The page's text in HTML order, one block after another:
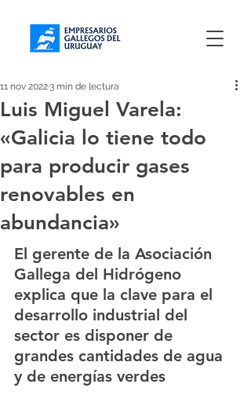
Luis Miguel Varela:
«Galicia lo tiene todo
para producir gases
renovables en
abundancia»
11 nov 20223 min de lectura
El gerente de la Asociación
Gallega del Hidrógeno
explica que la clave para el
desarrollo industrial del
sector es disponer de
grandes cantidades de agua
y de energías verdes